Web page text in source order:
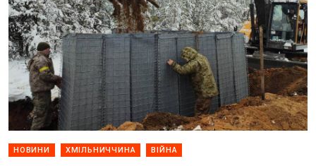
НОВИНИ ХМІЛЬНИЧЧИНА ВІЙНА